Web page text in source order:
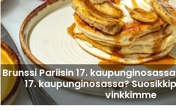
Brunssi Pariisin 17.
17. kaupunginosassa?
vinkkimme